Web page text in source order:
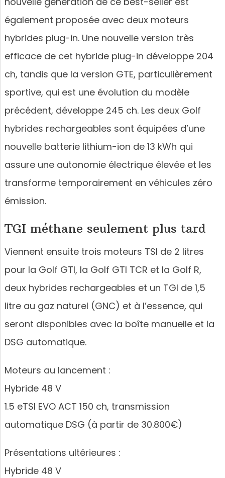
également proposée avec deux moteurs
hybrides plug-in. Une nouvelle version très
efficace de cet hybride plug-in développe 204
ch, tandis que la version GTE, particulièrement
sportive, qui est une évolution du modèle
précédent, développe 245 ch. Les deux Golf
hybrides rechargeables sont équipées d’une
nouvelle batterie lithium-ion de 13 kWh qui
assure une autonomie électrique élevée et les
transforme temporairement en véhicules zéro
émission.
TGI méthane seulement plus tard
Viennent ensuite trois moteurs TSI de 2 litres
pour la Golf GTI, la Golf GTI TCR et la Golf R,
deux hybrides rechargeables et un TGI de 1,5
litre au gaz naturel (GNC) et à l’essence, qui
seront disponibles avec la boîte manuelle et la
DSG automatique.
Moteurs au lancement :
Hybride 48 V
1.5 eTSI EVO ACT 150 ch, transmission
automatique DSG (à partir de 30.800€)
Présentations ultérieures :
Hybride 48 V